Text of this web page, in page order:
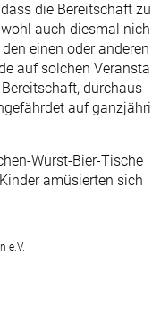
die Bereitschaft zu
auch diesmal nich
einen oder anderen
auf solchen Veransta
durchaus
auf ganzjähri
Wurst-Bier-Tische
amüsierten sich
e.V.